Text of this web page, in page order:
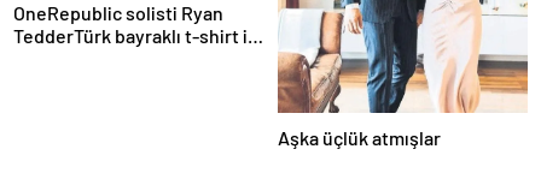
OneRepublic solisti Ryan
TedderTürk bayraklı t-shirt ile
Aşka üçlük atmışlar